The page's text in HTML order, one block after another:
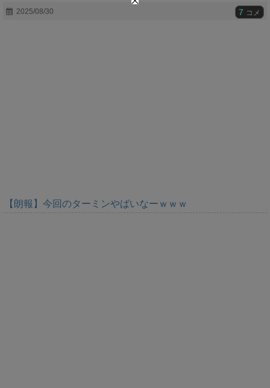
2025/08/30 7 コメ
【朗報】今回のターミンやばいなーｗｗｗ